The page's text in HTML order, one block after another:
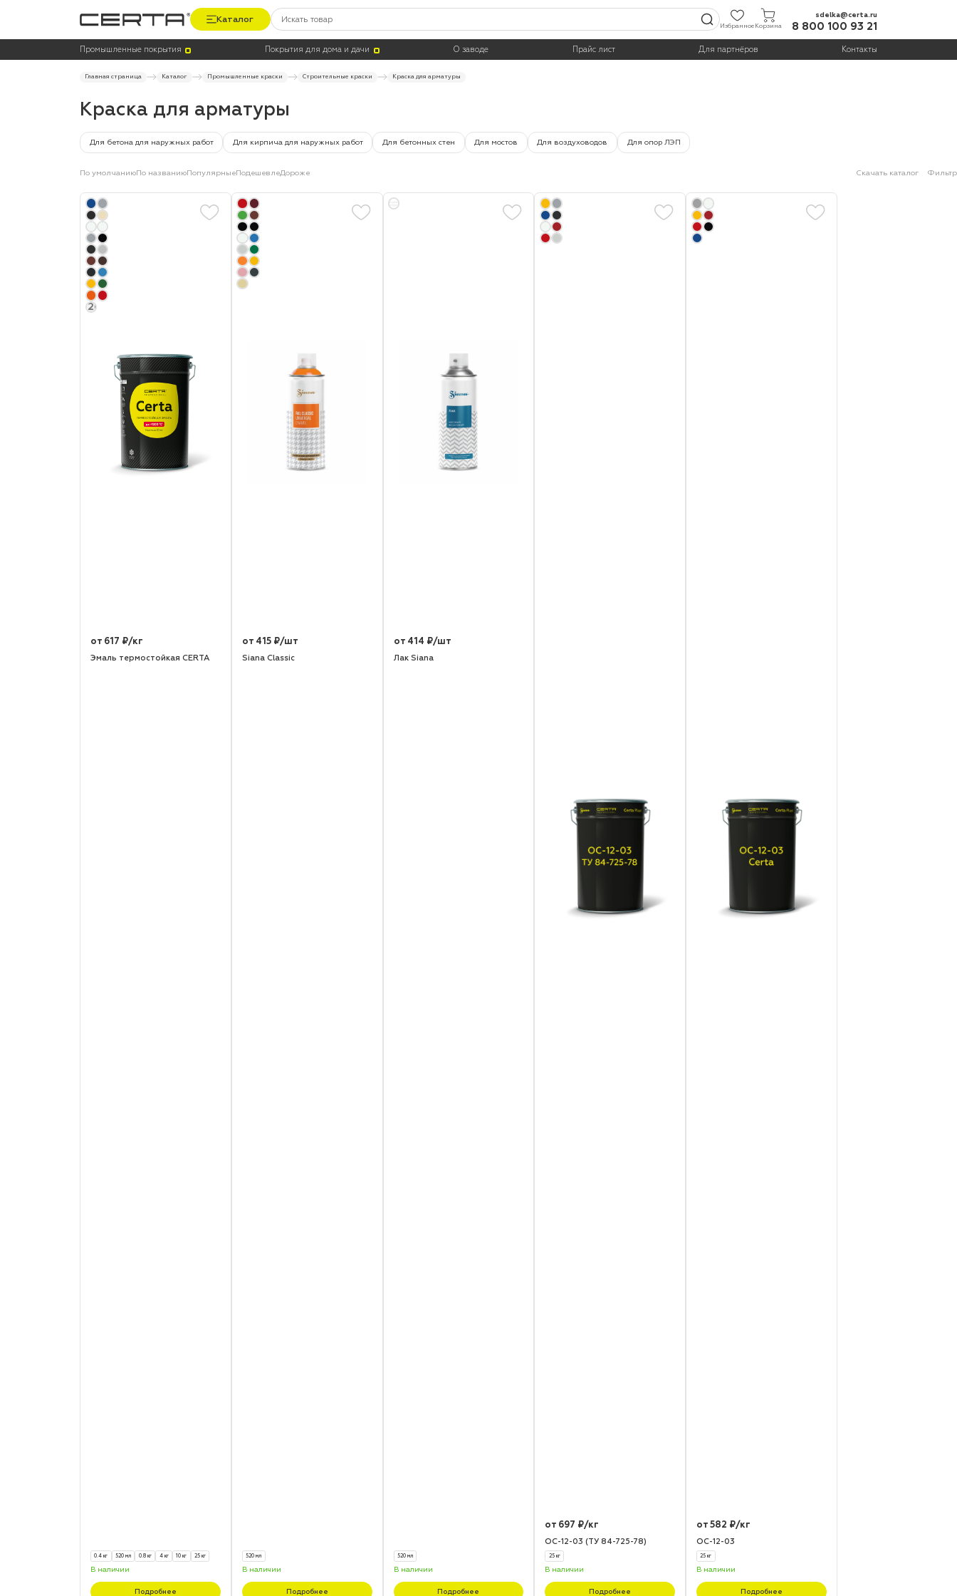
Каталог
ИзбранноеКорзина
sdelka@certa.ru
8 800 100 93 21
Промышленные покрытия Покрытия для дома и дачи О заводе Прайс лист Для партнёров Контакты
Главная страница Каталог Промышленные краски Строительные краски Краска для арматуры
Краска для арматуры
Для бетона для наружных работ Для кирпича для наружных работ Для бетонных стен Для мостов Для воздуховодов Для опор ЛЭП
Термостойкость, до °C Цвет Тара
По умолчаниюПо названиюПопулярныеПодешевлеДороже Скачать каталог Фильтр
+20
от 617 ₽/кг
Эмаль термостойкая CERTA
0.4 кг 520 мл 0.8 кг 4 кг 10 кг 25 кг
В наличии
Подробнее
от 415 ₽/шт
Siana Classic
520 мл
В наличии
Подробнее
от 414 ₽/шт
Лак Siana
520 мл
В наличии
Подробнее
от 697 ₽/кг
ОС-12-03 (ТУ 84-725-78)
25 кг
В наличии
Подробнее
от 582 ₽/кг
ОС-12-03
25 кг
В наличии
Подробнее